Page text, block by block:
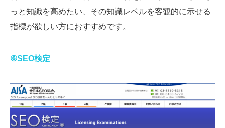
っと知識を高めたい、その知識レベルを客観的に示せる
指標が欲しい方におすすめです。
⑥SEO検定